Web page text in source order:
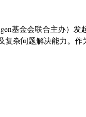
基金会联合主办）
复杂问题解决能力。作